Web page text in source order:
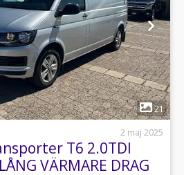
1
21
2 maj 2025
T6 2.0TDI
VÄRMARE DRAG